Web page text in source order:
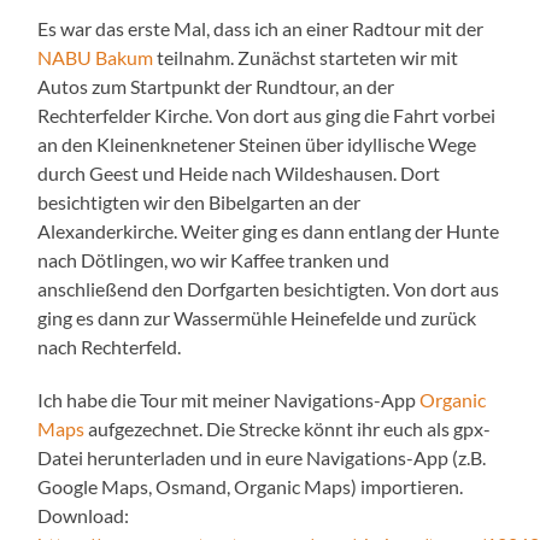
Es war das erste Mal, dass ich an einer Radtour mit der
NABU Bakumteilnahm. Zunächst starteten wir mit
Autos zum Startpunkt der Rundtour, an der
Rechterfelder Kirche. Von dort aus ging die Fahrt vorbei
an den Kleinenknetener Steinen über idyllische Wege
durch Geest und Heide nach Wildeshausen. Dort
besichtigten wir den Bibelgarten an der
Alexanderkirche. Weiter ging es dann entlang der Hunte
nach Dötlingen, wo wir Kaffee tranken und
anschließend den Dorfgarten besichtigten. Von dort aus
ging es dann zur Wassermühle Heinefelde und zurück
nach Rechterfeld.
Ich habe die Tour mit meiner Navigations-AppOrganic
Mapsaufgezechnet. Die Strecke könnt ihr euch als gpx-
Datei herunterladen und in eure Navigations-App (z.B.
Google Maps, Osmand, Organic Maps) importieren.
Download: